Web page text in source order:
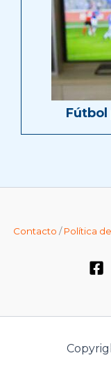
Contacto /Política